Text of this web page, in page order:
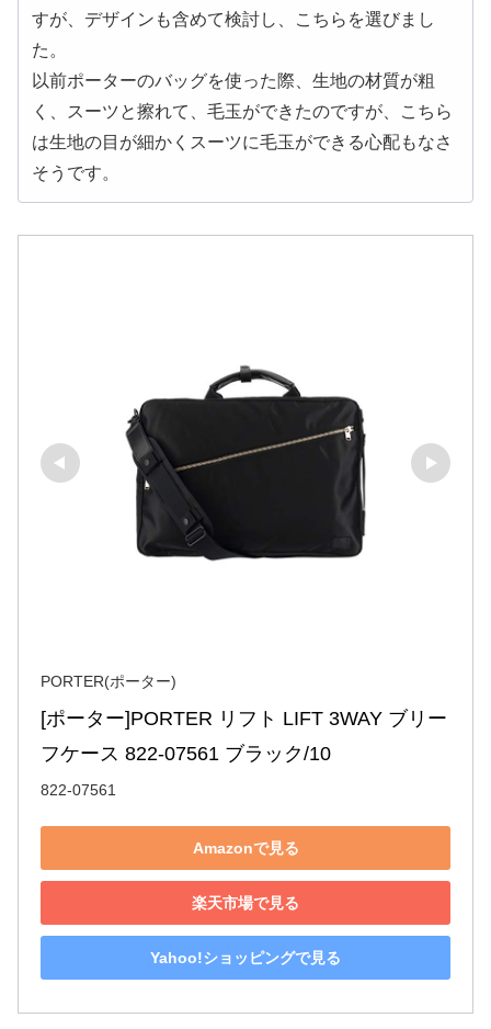
すが、デザインも含めて検討し、こちらを選びまし
た。
以前ポーターのバッグを使った際、生地の材質が粗
く、スーツと擦れて、毛玉ができたのですが、こちら
は生地の目が細かくスーツに毛玉ができる心配もなさ
そうです。
PORTER(ポーター)
[ポーター]PORTER リフト LIFT 3WAY ブリー
フケース 822-07561 ブラック/10
822-07561
Amazonで見る
楽天市場で見る
Yahoo!ショッピングで見る